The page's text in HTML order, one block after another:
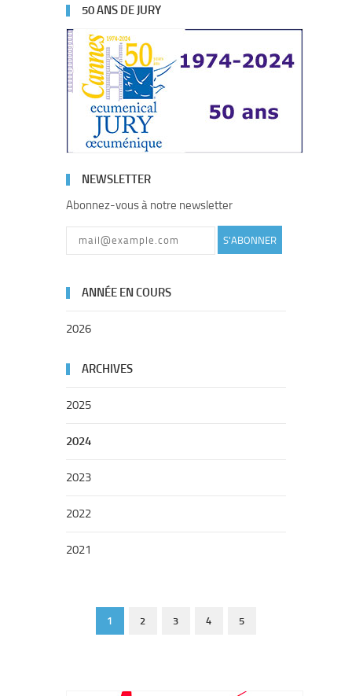
50 ANS DE JURY
NEWSLETTER
Abonnez-vous à notre newsletter
S'ABONNER
ANNÉE EN COURS
2026
ARCHIVES
2025
2024
2023
2022
2021
1 2 3 4 5